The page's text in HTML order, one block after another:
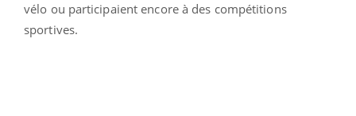
vélo ou participaient encore à des compétitions
sportives.